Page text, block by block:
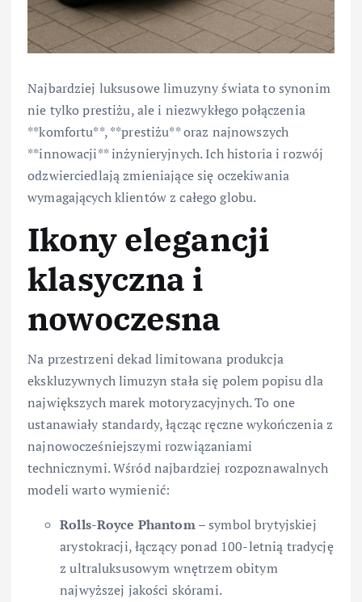
Najbardziej luksusowe limuzyny świata to synonim
nie tylko prestiżu, ale i niezwykłego połączenia
**komfortu**, **prestiżu** oraz najnowszych
**innowacji** inżynieryjnych. Ich historia i rozwój
odzwierciedlają zmieniające się oczekiwania
wymagających klientów z całego globu.
Ikony elegancji
klasyczna i
nowoczesna
Na przestrzeni dekad limitowana produkcja
ekskluzywnych limuzyn stała się polem popisu dla
największych marek motoryzacyjnych. To one
ustanawiały standardy, łącząc ręczne wykończenia z
najnowocześniejszymi rozwiązaniami
technicznymi. Wśród najbardziej rozpoznawalnych
modeli warto wymienić:
Rolls-Royce Phantom– symbol brytyjskiej
arystokracji, łączący ponad 100-letnią tradycję
z ultraluksusowym wnętrzem obitym
najwyższej jakości skórami.